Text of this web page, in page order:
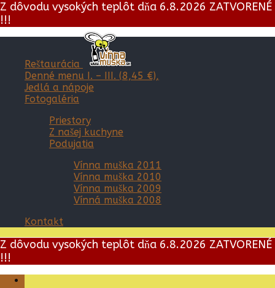
Z dôvodu vysokých teplôt dňa 6.8.2026 ZATVORENÉ
!!!
Reštaurácia
Denné menu I. – III. (8,45 €),
Jedlá a nápoje
Fotogaléria
Priestory
Z našej kuchyne
Podujatia
Vínna muška 2011
Vínna muška 2010
Vínna muška 2009
Vínná muška 2008
Kontakt
Z dôvodu vysokých teplôt dňa 6.8.2026 ZATVORENÉ
!!!